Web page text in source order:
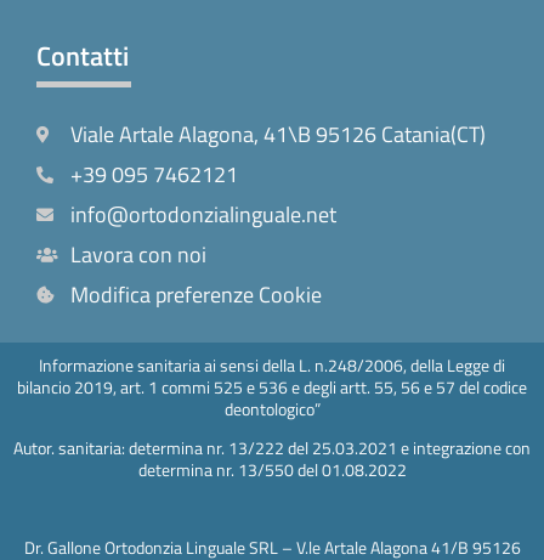
Contatti
Viale Artale Alagona, 41\B 95126 Catania(CT)
+39 095 7462121
info@ortodonzialinguale.net
Lavora con noi
Modifica preferenze Cookie
Informazione sanitaria ai sensi della L. n.248/2006, della Legge di
bilancio 2019, art. 1 commi 525 e 536 e degli artt. 55, 56 e 57 del codice
deontologico”
Autor. sanitaria: determina nr. 13/222 del 25.03.2021 e integrazione con
determina nr. 13/550 del 01.08.2022
Dr. Gallone Ortodonzia Linguale SRL – V.le Artale Alagona 41/B 95126